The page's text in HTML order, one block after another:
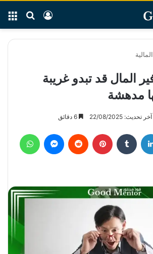
بحثتسجيل
المال قد تبدو غريبة
مدهشة
آخر تحديث: 22/08/2025
لينكدإن بينتيريست ماسنجر